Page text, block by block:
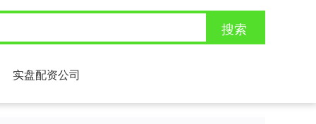
搜索
实盘配资公司